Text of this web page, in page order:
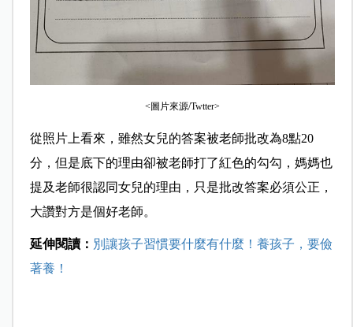
<圖片來源/Twtter>
從照片上看來，雖然女兒的答案被老師批改為8點20
分，但是底下的理由卻被老師打了紅色的勾勾，媽媽也
提及老師很認同女兒的理由，只是批改答案必須公正，
大讚對方是個好老師。
延伸閱讀： 別讓孩子習慣要什麼有什麼！養孩子，要儉
著養！